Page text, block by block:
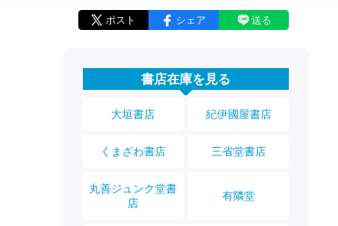
ポスト シェア 送る
書店在庫を見る
大垣書店 紀伊國屋書店
くまざわ書店 三省堂書店
丸善ジュンク堂書
店
有隣堂